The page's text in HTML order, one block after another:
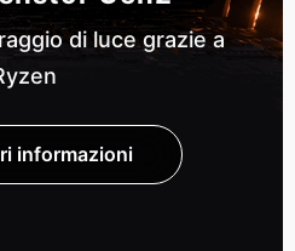
di luce grazie a
informazioni